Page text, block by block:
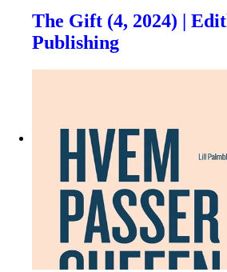
The Gift (4, 2024) |
Publishing